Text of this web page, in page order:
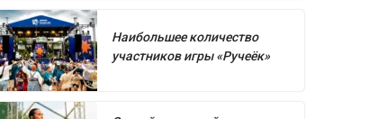
Наибольшее количество
участников игры «Ручеёк»